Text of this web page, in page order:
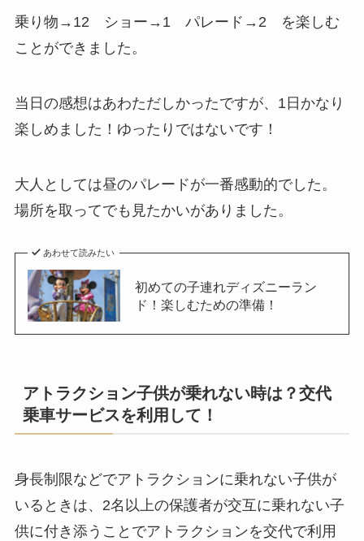
乗り物→12 ショー→1 パレード→2 を楽しむ
ことができました。
当日の感想はあわただしかったですが、1日かなり
楽しめました！ゆったりではないです！
大人としては昼のパレードが一番感動的でした。
場所を取ってでも見たかいがありました。
あわせて読みたい
初めての子連れディズニーラン
ド！楽しむための準備！
アトラクション子供が乗れない時は？交代
乗車サービスを利用して！
身長制限などでアトラクションに乗れない子供が
いるときは、 2名以上の保護者が交互に乗れない子
供に付き添うことでアトラクションを交代で利用